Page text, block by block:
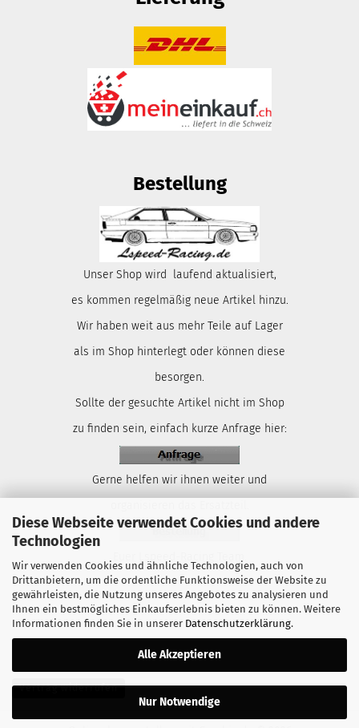
Diese Webseite verwendet Cookies und andere
Technologien
Wir verwenden Cookies und ähnliche Technologien, auch von
Drittanbietern, um die ordentliche Funktionsweise der Website zu
gewährleisten, die Nutzung unseres Angebotes zu analysieren und
Ihnen ein bestmögliches Einkaufserlebnis bieten zu können. Weitere
Informationen finden Sie in unserer Datenschutzerklärung.
Alle Akzeptieren
Nur Notwendige
Bestellung
Unser Shop wird laufend aktualisiert,
es kommen regelmäßig neue Artikel hinzu.
Wir haben weit aus mehr Teile auf Lager
als im Shop hinterlegt oder können diese
besorgen.
Sollte der gesuchte Artikel nicht im Shop
zu finden sein, einfach kurze Anfrage hier:
Gerne helfen wir ihnen weiter und
Vertrag widerrufen